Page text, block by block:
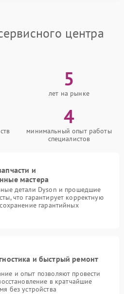
центра
5
лет на рынке
4
минимальный опыт работы
специалистов
и
мастера
детали Dyson и прошедшие
что гарантирует корректную
гарантийных
и быстрый ремонт
и опыт позволяют провести
в кратчайшие
без устройства